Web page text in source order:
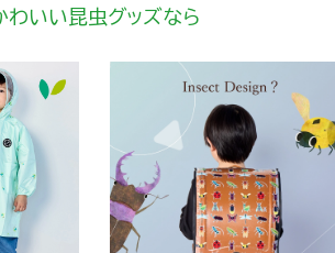
わいい昆虫グッズなら